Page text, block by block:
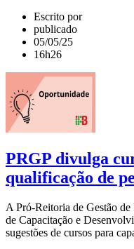
Escrito por
publicado
05/05/25
16h26
PRGP divulga
qualificação de
A Pró-Reitoria de Gestão
de Capacitação e
sugestões de cursos para